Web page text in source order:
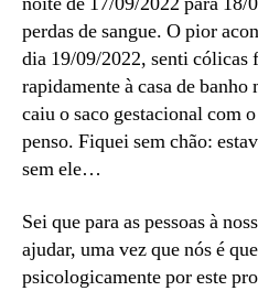
perdas de sangue. O pior
dia 19/09/2022, senti cólicas
rapidamente à casa de
caiu o saco gestacional com
penso. Fiquei sem chão:
sem ele…
Sei que para as pessoas à
ajudar, uma vez que nós é
psicologicamente por este